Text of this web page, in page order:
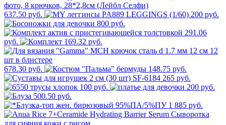
637.50 руб.
200 руб.
800 руб.
291.06
руб.
169.32 руб.
678.30 руб.
148.75 руб.
265 руб.
100 руб.
200 руб.
500.50 руб.
1 885 руб.